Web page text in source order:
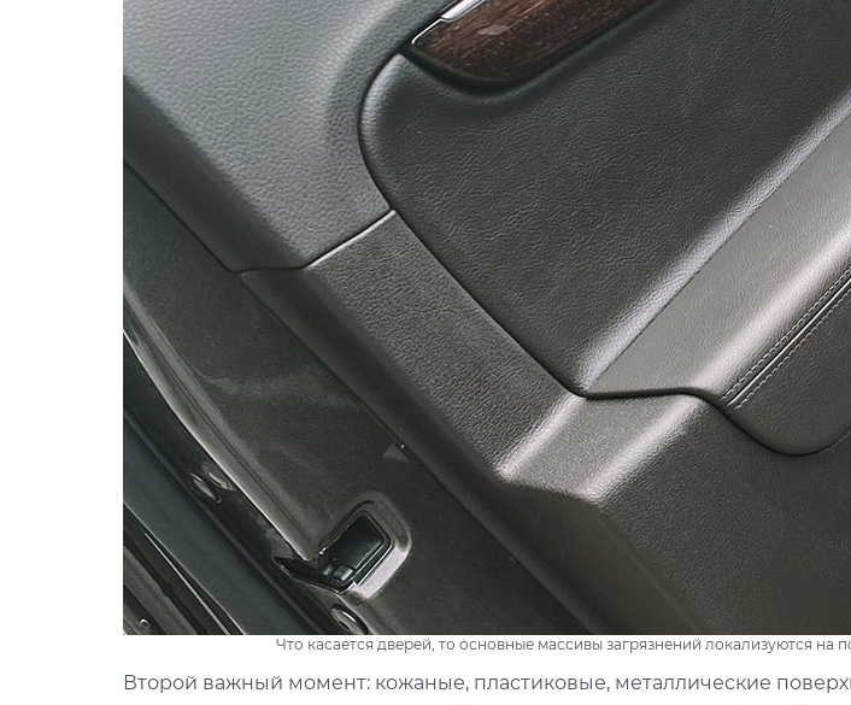
Что касается дверей, то основные массивы загрязнений локализуются на
Второй важный момент: кожаные, пластиковые, металлические